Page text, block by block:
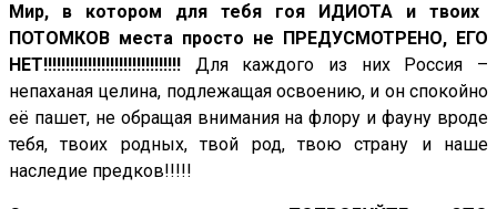
Мир, в котором для тебя гоя ИДИОТА и твоих
ПОТОМКОВ места просто не ПРЕДУСМОТРЕНО, ЕГО
НЕТ!!!!!!!!!!!!!!!!!!!!!!!!!!!!!!! Для каждого из них Россия –
непаханая целина, подлежащая освоению, и он спокойно
её пашет, не обращая внимания на флору и фауну вроде
тебя, твоих родных, твой род, твою страну и наше
наследие предков!!!!!